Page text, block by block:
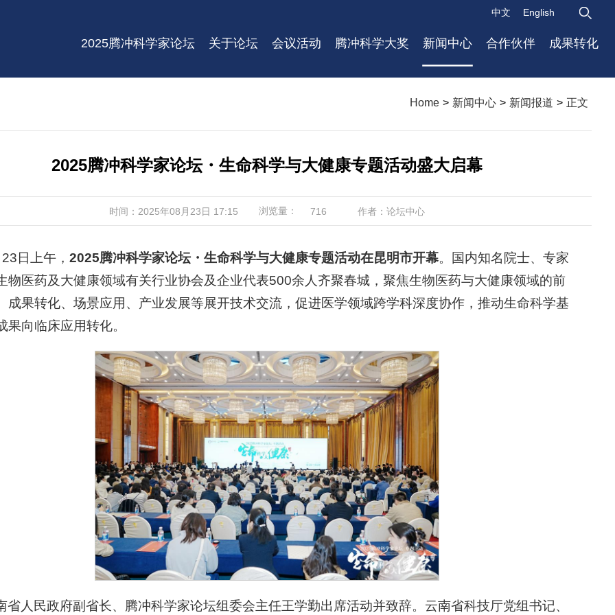
English
中文
2025腾冲科学家论坛 关于论坛 会议活动 腾冲科学大奖 新闻中心 合作伙伴 成果转化
Home > 新闻中心 > 新闻报道 > 正文
2025腾冲科学家论坛・生命科学与大健康专题活动盛大启幕
时间：2025年08月23日 17:15 浏览量： 716 作者：论坛中心
日上午， 2025腾冲科学家论坛・生命科学与大健康专题活动在昆明市开幕。国内知名院士、专家
物医药及大健康领域有关行业协会及企业代表500余人齐聚春城，聚焦生物医药与大健康领域的前
成果转化、场景应用、产业发展等展开技术交流，促进医学领域跨学科深度协作，推动生命科学基
果向临床应用转化。
省人民政府副省长、腾冲科学家论坛组委会主任王学勤出席活动并致辞。云南省科技厅党组书记、